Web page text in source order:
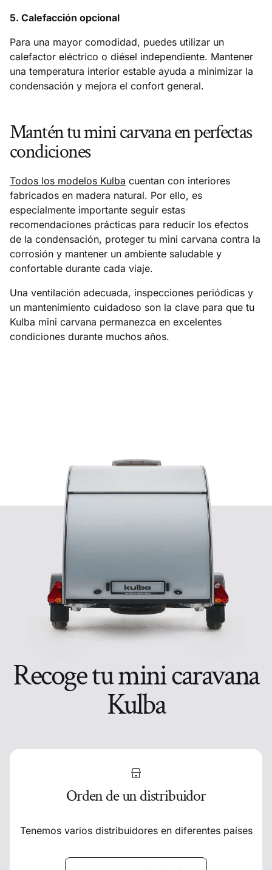
5. Calefacción opcional
Para una mayor comodidad, puedes utilizar un
calefactor eléctrico o diésel independiente. Mantener
una temperatura interior estable ayuda a minimizar la
condensación y mejora el confort general.
Mantén tu mini carvana en perfectas
condiciones
Todos los modelos Kulba cuentan con interiores
fabricados en madera natural. Por ello, es
especialmente importante seguir estas
recomendaciones prácticas para reducir los efectos
de la condensación, proteger tu mini carvana contra la
corrosión y mantener un ambiente saludable y
confortable durante cada viaje.
Una ventilación adecuada, inspecciones periódicas y
un mantenimiento cuidadoso son la clave para que tu
Kulba mini carvana permanezca en excelentes
condiciones durante muchos años.
Recoge tu mini caravana
Kulba
Orden de un distribuidor
Tenemos varios distribuidores en diferentes países